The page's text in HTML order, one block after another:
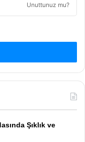
Unuttunuz mu?
Şıklık ve